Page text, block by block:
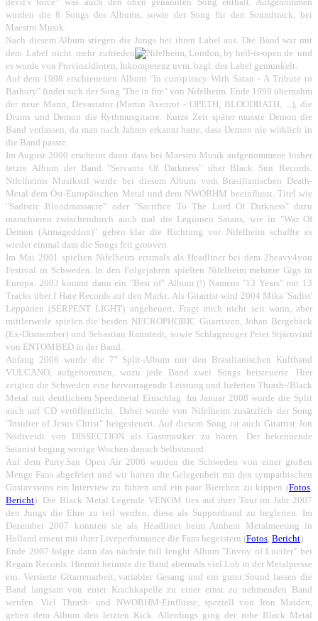
wurden die 8 Songs des Albums, sowie der Song für den Soundtrack, bei
Maestro Musik.
Nach diesem Album stiegen die Jungs bei ihren Label aus. Die Band war mit
dem Label nicht mehr zufrieden
und
es wurde von Provinzidioten, Inkompetenz uvm. bzgl. des Label gemunkelt.
Auf dem 1998 erschienenen Album "In conspiracy With Satan - A Tribute to
Bathory" findet sich der Song "Die in fire" von Nifelheim. Ende 1999 übernahm
der neue Mann, Devastator (Martin Axenrot - OPETH, BLOODBATH, ...), die
Drums und Demon die Rythmusgitarre. Kurze Zeit später musste Demon die
Band verlassen, da man nach Jahren erkannt hatte, dass Demon nie wirklich in
die Band passte.
Im August 2000 erscheint dann dass bei Maestro Musik aufgenommene bisher
letzte Album der Band "Servants Of Darkness" über Black Sun Records.
Nifelheims Musikstil wurde bei diesem Album vom Brasilianischen Death-
Metal dem Ost-Europäischen Metal und dem NWOBHM beeinflusst. Titel wie
"Sadistic Bloodmassacre" oder "Sacrifice To The Lord Of Darkness" dazu
marschieren zwischendurch auch mal die Legionen Satans, wie in "War Of
Demon (Armageddon)" geben klar die Richtung vor. Nifelheim schaffte es
wieder einmal dass die Songs fett grooven.
Im Mai 2001 spielten Nifelheim erstmals als Headliner bei dem 2heavy4you
Festival in Schweden. In den Folgejahren spielten Nifelheim mehrere Gigs in
Europa. 2003 kommt dann ein "Best of" Album (!) Namens "13 Years" mit 13
Tracks über I Hate Records auf den Markt. Als Gitarrist wird 2004 Mika 'Sadist'
Leppänen (SERPENT LIGHT) angeheuert. Fragt mich nicht seit wann, aber
mittlerweile spielen die beiden NECROPHOBIC Gitarristen, Johan Bergebäck
(Ex-Dismember) und Sebastian Ramstedt, sowie Schlagzeuger Peter Stjärnvind
von ENTOMBED in der Band.
Anfang 2006 wurde die 7" Split-Album mit den Brasilianischen Kultband
VULCANO, aufgenommen, wozu jede Band zwei Songs beisteuerte. Hier
zeigten die Schweden eine hervorragende Leistung und lieferten Thrash-/Black
Metal mit deutlichem Speedmetal Einschlag. Im Januar 2008 wurde die Split
auch auf CD veröffentlicht. Dabei wurde von Nifelheim zusätzlich der Song
"Insulter of Jesus Christ" beigesteuert. Auf diesem Song ist auch Gitarrist Jon
Nödtveidt von DISSECTION als Gastmusiker zu hören. Der bekennende
Satanist beging wenige Wochen danach Selbstmord.
Auf dem Party.San Open Air 2006 wurden die Schweden von einer großen
Menge Fans abgefeiert und wir hatten die Gelegenheit mit den sympathischen
Gustavssons ein Interview zu führen und ein paar Bierchen zu kippen (Fotos,
Bericht). Die Black Metal Legende VENOM lies auf ihrer Tour im Jahr 2007
den Jungs die Ehre zu teil werden, diese als Supportband zu begleiten. Im
Dezember 2007 konnten sie als Headliner beim Arnhem Metalmeeting in
Holland erneut mit ihrer Liveperformance die Fans begeistern (Fotos, Bericht).
Ende 2007 folgte dann das nächste full lenght Album "Envoy of Lucifer" bei
Regain Records. Hiermit heimste die Band abermals viel Lob in der Metalpresse
ein. Versierte Gitarrenarbeit, variabler Gesang und ein guter Sound lassen die
Band langsam von einer Krachkapelle zu einer ernst zu nehmenden Band
werden. Viel Thrash- und NWOBHM-Einflüsse, speziell von Iron Maiden,
geben dem Album den letzten Kick. Allerdings ging der rohe Black Metal